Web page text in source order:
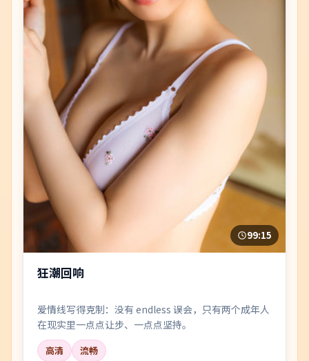
99:15
狂潮回响
爱情线写得克制：没有 endless 误会，只有两个成年人
在现实里一点点让步、一点点坚持。
高清
流畅